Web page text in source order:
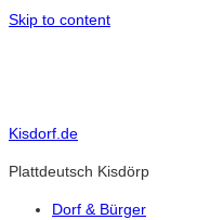
Skip to content
Kisdorf.de
Plattdeutsch Kisdörp
Dorf & Bürger